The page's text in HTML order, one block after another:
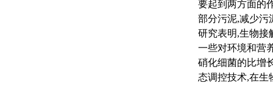
要起到两方面的
部分污泥,减少污
研究表明,生物接
一些对环境和营
硝化细菌的比增
态调控技术,在生